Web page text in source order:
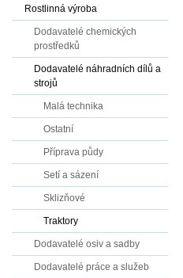
Rostlinná výroba
Dodavatelé chemických
prostředků
Dodavatelé náhradních dílů a
strojů
Malá technika
Ostatní
Příprava půdy
Setí a sázení
Sklizňové
Traktory
Dodavatelé osiv a sadby
Dodavatelé práce a služeb